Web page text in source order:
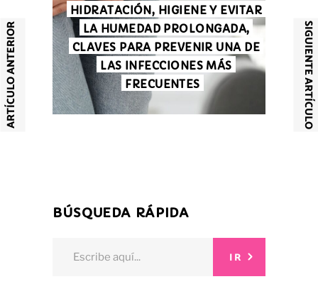
ARTÍCULO ANTERIOR SIGUIENTE ARTÍCULO
HIDRATACIÓN, HIGIENE Y EVITAR
LA HUMEDAD PROLONGADA,
CLAVES PARA PREVENIR UNA DE
LAS INFECCIONES MÁS
FRECUENTES
BÚSQUEDA RÁPIDA
IR